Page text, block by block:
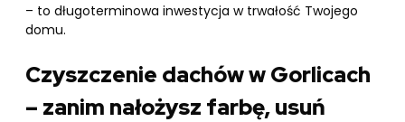
– to długoterminowa inwestycja w trwałość Twojego
domu.
Czyszczenie dachów w Gorlicach
– zanim nałożysz farbę, usuń